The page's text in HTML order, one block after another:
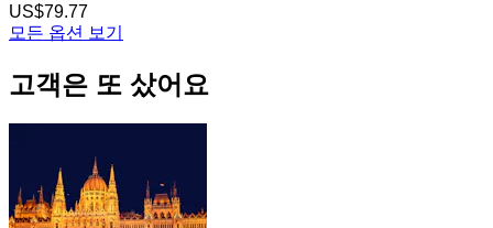
US$79.77
모든 옵션 보기
고객은 또 샀어요